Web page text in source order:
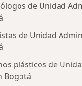
de Unidad
de Unidad
plásticos de
Bogotá